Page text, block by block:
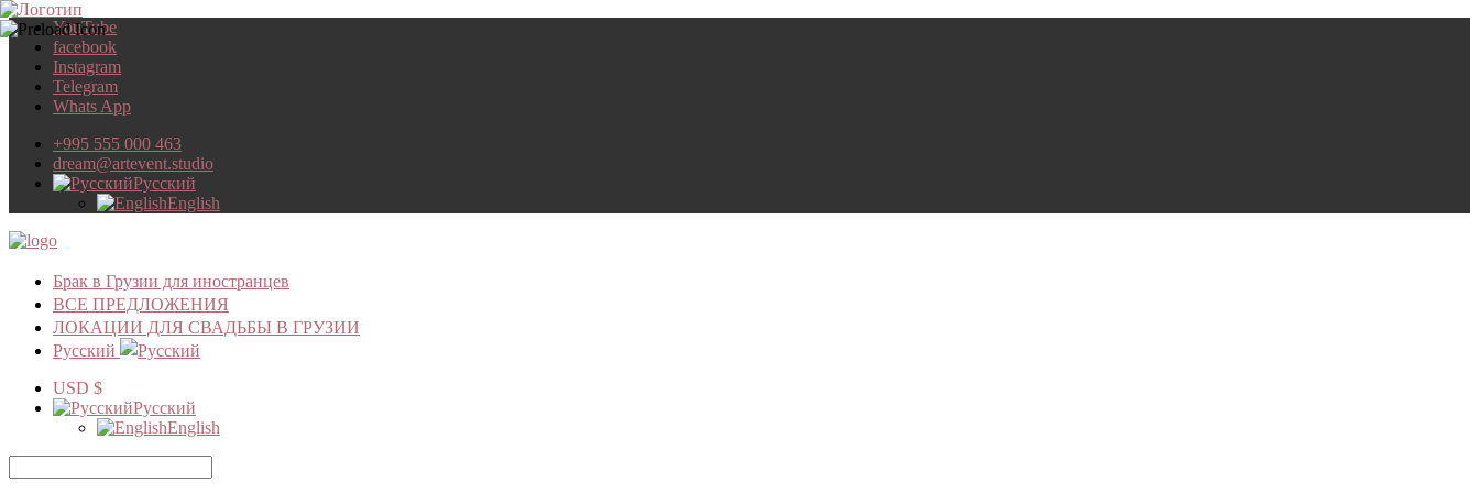
YouTube
facebook
Instagram
Telegram
Whats App
+995 555 000 463
dream@artevent.studio
Русский
English
Брак в Грузии для иностранцев
ВСЕ ПРЕДЛОЖЕНИЯ
ЛОКАЦИИ ДЛЯ СВАДЬБЫ В ГРУЗИИ
Русский
USD $
Русский
English